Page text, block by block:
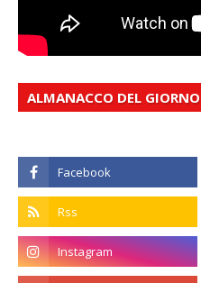
ALMANACCO DEL GIORNO